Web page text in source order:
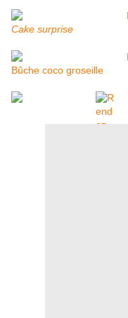
Cake surprise
Bûche coco groseille